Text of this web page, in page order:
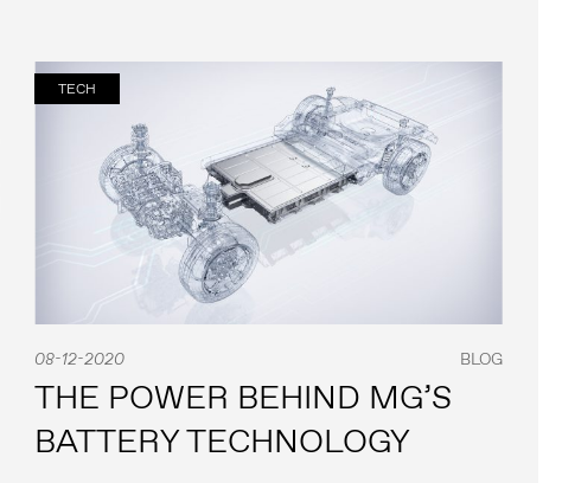
TECH
08-12-2020 BLOG
THE POWER BEHIND MG’S
BATTERY TECHNOLOGY